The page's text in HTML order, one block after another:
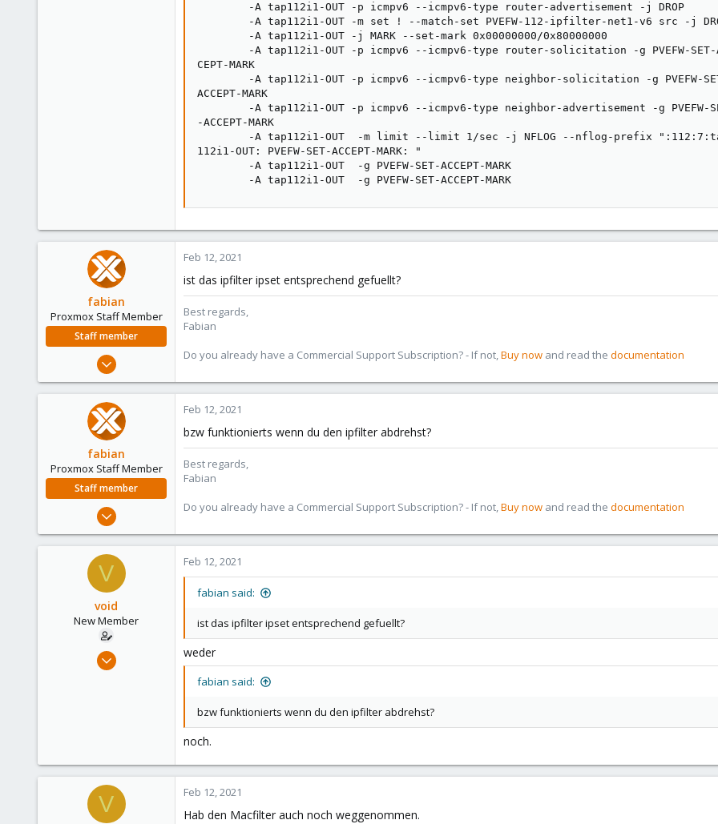
        -A tap112i1-OUT -p icmpv6 --icmpv6-type router-advertisement -j DROP
-A tap112i1-OUT -m set ! --match-set PVEFW-112-ipfilter-net1-v6 src -j
        -A tap112i1-OUT -j MARK --set-mark 0x00000000/0x80000000
-A tap112i1-OUT -p icmpv6 --icmpv6-type router-solicitation -g PVEFW-
CEPT-MARK
-A tap112i1-OUT -p icmpv6 --icmpv6-type neighbor-solicitation -g PVEFW-
ACCEPT-MARK
-A tap112i1-OUT -p icmpv6 --icmpv6-type neighbor-advertisement -g PVEFW-
-ACCEPT-MARK
-A tap112i1-OUT  -m limit --limit 1/sec -j NFLOG --nflog-prefix
112i1-OUT: PVEFW-SET-ACCEPT-MARK: "
        -A tap112i1-OUT  -g PVEFW-SET-ACCEPT-MARK
        -A tap112i1-OUT  -g PVEFW-SET-ACCEPT-MARK
fabian
Proxmox Staff Member
Staff member
3,984
Feb 12, 2021
ist das ipfilter ipset entsprechend gefuellt?
Best regards,
Fabian
Do you already have a Commercial Support Subscription? - If not,Buy now and read the documentation
fabian
Proxmox Staff Member
Staff member
3,984
Feb 12, 2021
bzw funktionierts wenn du den ipfilter abdrehst?
Best regards,
Fabian
Do you already have a Commercial Support Subscription? - If not,Buy now and read the documentation
V
void
New Member
Feb 12, 2021
Feb 12, 2021
fabian said:
ist das ipfilter ipset entsprechend gefuellt?
weder
fabian said:
bzw funktionierts wenn du den ipfilter abdrehst?
noch.
V Feb 12, 2021
Hab den Macfilter auch noch weggenommen.